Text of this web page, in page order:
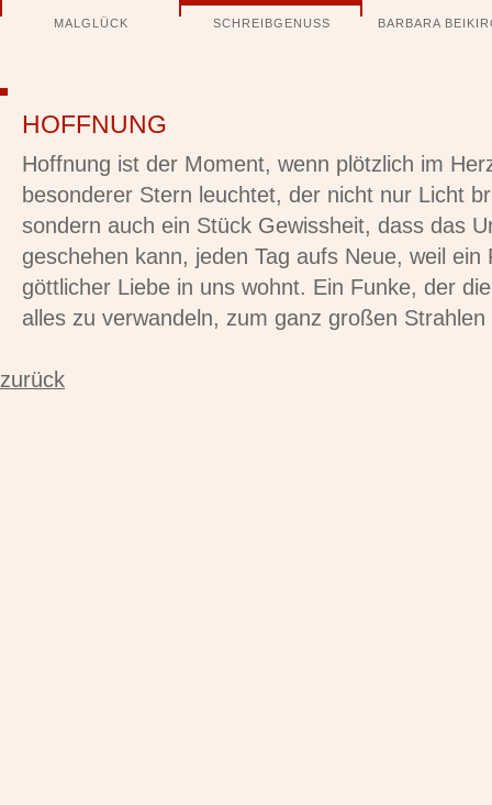
überspringenMALGLÜCK SCHREIBGENUSS BARBARA
HOFFNUNG
Hoffnung ist der Moment, wenn plötzlich im
besonderer Stern leuchtet, der nicht nur Licht
sondern auch ein Stück Gewissheit, dass das
geschehen kann, jeden Tag aufs Neue, weil ein
göttlicher Liebe in uns wohnt. Ein Funke, der
alles zu verwandeln, zum ganz großen
zurück